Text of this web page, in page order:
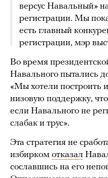
версус Навальный»
регистрации. Мы
есть главный
регистрации, мэр
Во время
Навального пытались
«Мы хотели построить
низовую поддержку,
если Навального не
слабак и трус».
Эта стратегия не
избирком отказал
сославшись на его